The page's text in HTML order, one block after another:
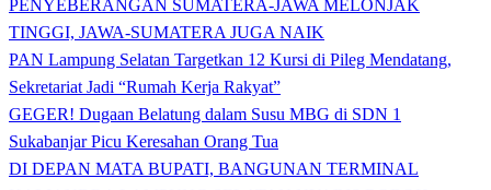
PENYEBERANGAN SUMATERA-JAWA MELONJAK
TINGGI, JAWA-SUMATERA JUGA NAIK
PAN Lampung Selatan Targetkan 12 Kursi di Pileg Mendatang,
Sekretariat Jadi “Rumah Kerja Rakyat”
GEGER! Dugaan Belatung dalam Susu MBG di SDN 1
Sukabanjar Picu Keresahan Orang Tua
DI DEPAN MATA BUPATI, BANGUNAN TERMINAL